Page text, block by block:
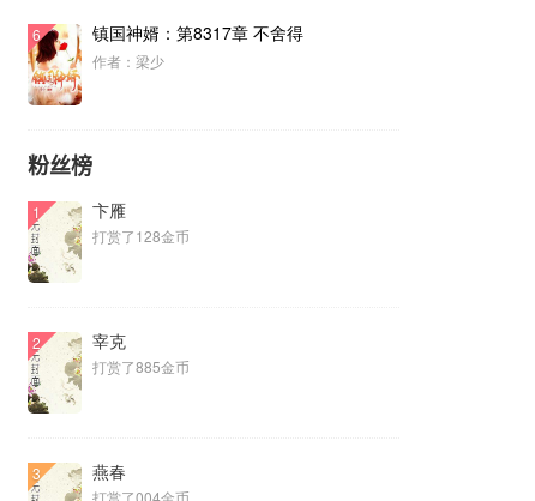
6 镇国神婿：第8317章 不舍得
作者：梁少
粉丝榜
1 卞雁
打赏了128金币
2 宰克
打赏了885金币
3 燕春
打赏了004金币